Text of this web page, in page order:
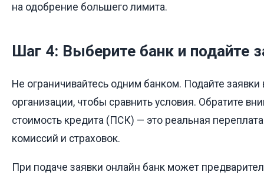
на одобрение большего лимита.
Шаг 4: Выберите банк и подайте
Не ограничивайтесь одним банком. Подайте
организации, чтобы сравнить условия. Обратите
стоимость кредита (ПСК) — это реальная
комиссий и страховок.
При подаче заявки онлайн банк может